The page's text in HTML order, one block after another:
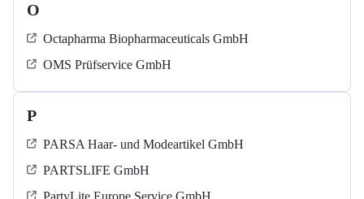
O
Octapharma Biopharmaceuticals GmbH
OMS Prüfservice GmbH
P
PARSA Haar- und Modeartikel GmbH
PARTSLIFE GmbH